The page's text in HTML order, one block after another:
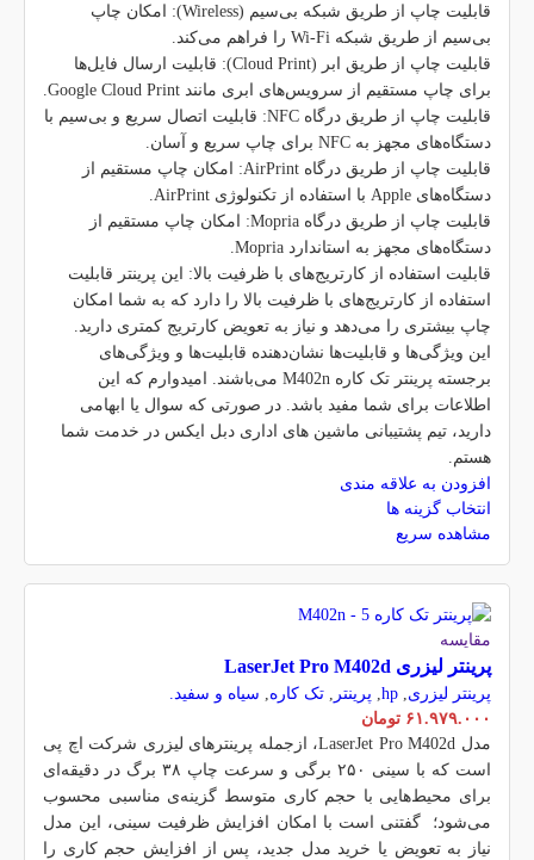
قابلیت چاپ از طریق شبکه بی‌سیم (Wireless): امکان چاپ
بی‌سیم از طریق شبکه Wi-Fi را فراهم می‌کند.
قابلیت چاپ از طریق ابر (Cloud Print): قابلیت ارسال فایل‌ها
برای چاپ مستقیم از سرویس‌های ابری مانند Google Cloud Print.
قابلیت چاپ از طریق درگاه NFC: قابلیت اتصال سریع و بی‌سیم با
دستگاه‌های مجهز به NFC برای چاپ سریع و آسان.
قابلیت چاپ از طریق درگاه AirPrint: امکان چاپ مستقیم از
دستگاه‌های Apple با استفاده از تکنولوژی AirPrint.
قابلیت چاپ از طریق درگاه Mopria: امکان چاپ مستقیم از
دستگاه‌های مجهز به استاندارد Mopria.
قابلیت استفاده از کارتریج‌های با ظرفیت بالا: این پرینتر قابلیت
استفاده از کارتریج‌های با ظرفیت بالا را دارد که به شما امکان
چاپ بیشتری را می‌دهد و نیاز به تعویض کارتریج کمتری دارید.
این ویژگی‌ها و قابلیت‌ها نشان‌دهنده قابلیت‌ها و ویژگی‌های
برجسته پرینتر تک کاره M402n می‌باشند. امیدوارم که این
اطلاعات برای شما مفید باشد. در صورتی که سوال یا ابهامی
دارید، تیم پشتیبانی ماشین های اداری دبل ایکس در خدمت شما
هستم.
افزودن به علاقه مندی
انتخاب گزینه ها
مشاهده سریع
مقایسه
پرینتر لیزری LaserJet Pro M402d
پرینتر لیزری,
hp
, پرینتر , تک کاره, سیاه و سفید.
۶۱.۹۷۹.۰۰۰ تومان
مدل LaserJet Pro M402d، ازجمله پرینترهای لیزری شرکت اچ پی
است که با سینی ۲۵۰ برگی و سرعت چاپ ۳۸ برگ در دقیقه‌ای
برای محیط‌هایی با حجم کاری متوسط گزینه‌ی مناسبی محسوب
می‌شود؛ گفتنی است با امکان افزایش ظرفیت سینی، این مدل
نیاز به تعویض یا خرید مدل جدید، پس از افزایش حجم کاری را